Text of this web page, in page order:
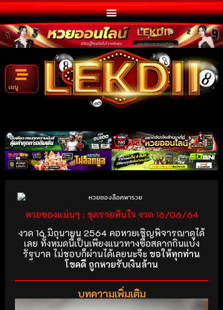
เมนู
หวยซองแม่นๆ : ชุดรวยทันใจ งวด 16/06/64
งวด 16 มิถุนายน 2564 คอหวยเชิญพิจารณาดูได้
เลย ทั้งหมดนี้เป็นเพียงแนวทางซื้อสลากกินแบ่ง
รัฐบาล ไม่ชอบก็ผ่านได้เลยนะจ๊ะ ขอให้ทุกท่าน
โชคดี ถูกหวยรับเงินล้าน
บทความเพิ่มเติม